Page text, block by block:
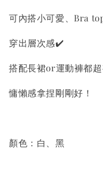
可內搭小可愛、Bra
穿出層次感✔️
搭配長裙or運動褲都超
慵懶感拿捏剛剛好！
顏色：白、黑